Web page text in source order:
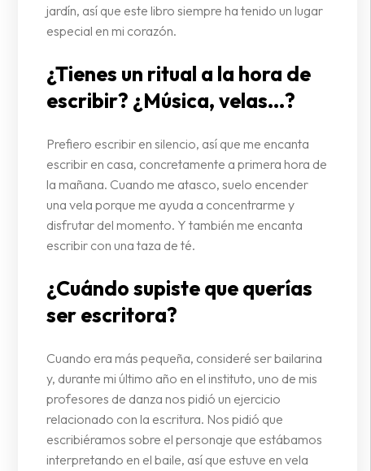
jardín, así que este libro siempre ha tenido un lugar
especial en mi corazón.
¿Tienes un ritual a la hora de
escribir? ¿Música, velas...?
Prefiero escribir en silencio, así que me encanta
escribir en casa, concretamente a primera hora de
la mañana. Cuando me atasco, suelo encender
una vela porque me ayuda a concentrarme y
disfrutar del momento. Y también me encanta
escribir con una taza de té.
¿Cuándo supiste que querías
ser escritora?
Cuando era más pequeña, consideré ser bailarina
y, durante mi último año en el instituto, uno de mis
profesores de danza nos pidió un ejercicio
relacionado con la escritura. Nos pidió que
escribiéramos sobre el personaje que estábamos
interpretando en el baile, así que estuve en vela